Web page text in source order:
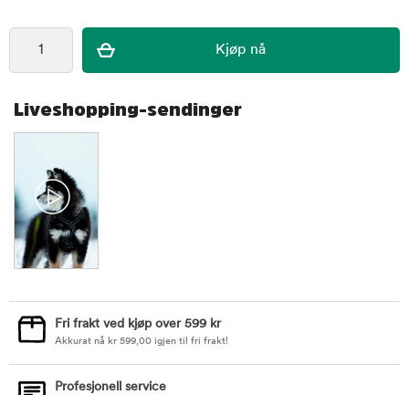
Liveshopping-sendinger
Fri frakt ved kjøp over 599 kr
Akkurat nå kr 599,00 igjen til fri frakt!
Profesjonell service